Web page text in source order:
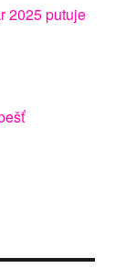
2025 putuje